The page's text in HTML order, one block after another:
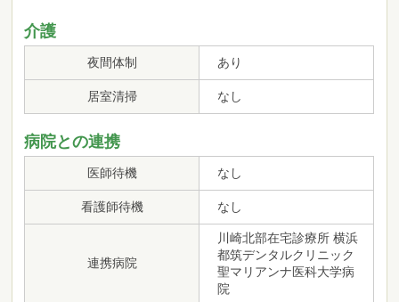
介護
夜間体制 あり
居室清掃 なし
病院との連携
医師待機 なし
看護師待機 なし
連携病院
川崎北部在宅診療所 横浜
都筑デンタルクリニック
聖マリアンナ医科大学病
院